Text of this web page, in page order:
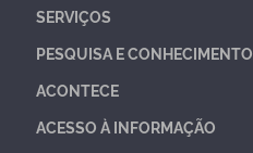
SERVIÇOS
PESQUISA E CONHECIMENTO
ACONTECE
ACESSO À INFORMAÇÃO